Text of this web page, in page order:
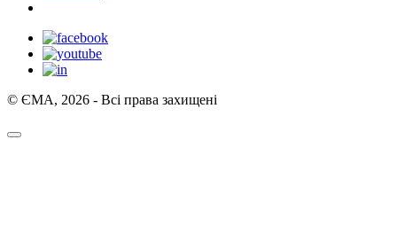
© ЄМА, 2026 - Всі права захищені